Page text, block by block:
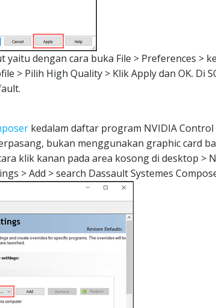
dengan cara buka File > Preferences >
> Pilih High Quality > Klik Apply dan OK. Di
kedalam daftar program NVIDIA
bukan menggunakan graphic card
klik kanan pada area kosong di desktop >
> Add > search Dassault Systemes